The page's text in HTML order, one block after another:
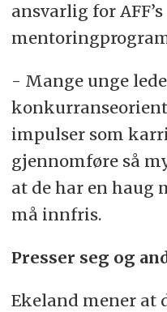
ansvarlig for AFF’s
- Mange unge
impulser som
gjennomføre så
at de har en haug
må innfris.
Presser seg og
Ekeland mener at